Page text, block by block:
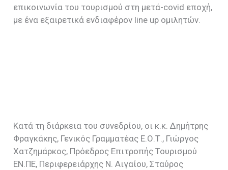
επικοινωνία του τουρισμού στη μετά-covid εποχή,
με ένα εξαιρετικά ενδιαφέρον line up ομιλητών.
Κατά τη διάρκεια του συνεδρίου, οι κ.κ. Δημήτρης
Φραγκάκης, Γενικός Γραμματέας Ε.Ο.Τ., Γιώργος
Χατζημάρκος, Πρόεδρος Επιτροπής Τουρισμού
ΕΝ.ΠΕ, Περιφερειάρχης Ν. Αιγαίου, Σταύρος